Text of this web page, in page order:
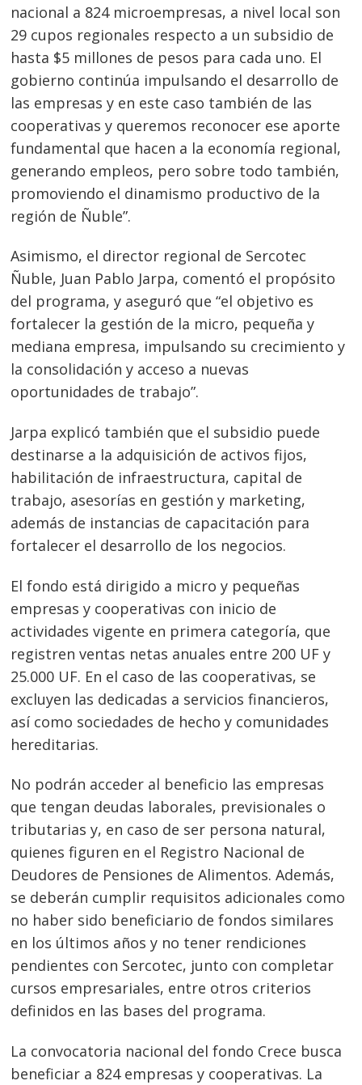
nacional a 824 microempresas, a nivel local son
29 cupos regionales respecto a un subsidio de
hasta $5 millones de pesos para cada uno. El
gobierno continúa impulsando el desarrollo de
las empresas y en este caso también de las
cooperativas y queremos reconocer ese aporte
fundamental que hacen a la economía regional,
generando empleos, pero sobre todo también,
promoviendo el dinamismo productivo de la
región de Ñuble”.
Asimismo, el director regional de Sercotec
Ñuble, Juan Pablo Jarpa, comentó el propósito
del programa, y aseguró que “el objetivo es
fortalecer la gestión de la micro, pequeña y
mediana empresa, impulsando su crecimiento y
la consolidación y acceso a nuevas
oportunidades de trabajo”.
Jarpa explicó también que el subsidio puede
destinarse a la adquisición de activos fijos,
habilitación de infraestructura, capital de
trabajo, asesorías en gestión y marketing,
además de instancias de capacitación para
fortalecer el desarrollo de los negocios.
El fondo está dirigido a micro y pequeñas
empresas y cooperativas con inicio de
actividades vigente en primera categoría, que
registren ventas netas anuales entre 200 UF y
25.000 UF. En el caso de las cooperativas, se
excluyen las dedicadas a servicios financieros,
así como sociedades de hecho y comunidades
hereditarias.
No podrán acceder al beneficio las empresas
que tengan deudas laborales, previsionales o
tributarias y, en caso de ser persona natural,
quienes figuren en el Registro Nacional de
Deudores de Pensiones de Alimentos. Además,
se deberán cumplir requisitos adicionales como
no haber sido beneficiario de fondos similares
en los últimos años y no tener rendiciones
pendientes con Sercotec, junto con completar
cursos empresariales, entre otros criterios
definidos en las bases del programa.
La convocatoria nacional del fondo Crece busca
beneficiar a 824 empresas y cooperativas. La
Navegación
de
entradas